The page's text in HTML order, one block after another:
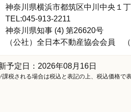
神奈川県横浜市都筑区中川中央１
TEL:045-913-2211
神奈川県知事 (4) 第26620号
（公社）全日本不動産協会会員
予定日：2026年08月16日
税される場合は税込と表記の上、税込価格で表